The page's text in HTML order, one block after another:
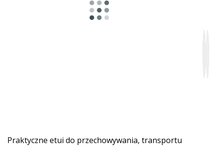
Praktyczne etui do przechowywania, transportu